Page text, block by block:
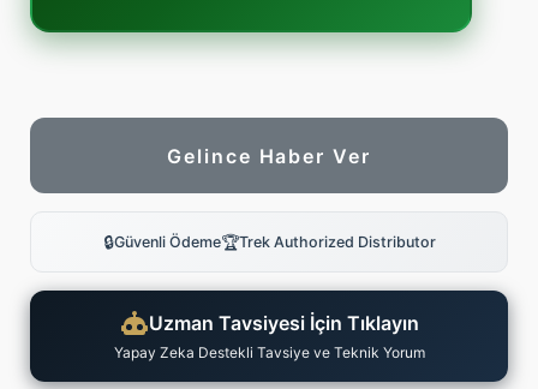
Gelince Haber Ver
🔒Güvenli Ödeme🏆Trek Authorized Distributor
Uzman Tavsiyesi İçin Tıklayın
Yapay Zeka Destekli Tavsiye ve Teknik Yorum